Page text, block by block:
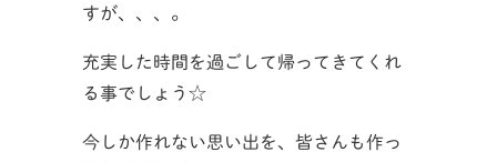
すが、、、。
充実した時間を過ごして帰ってきてくれ
る事でしょう☆
今しか作れない思い出を、皆さんも作っ